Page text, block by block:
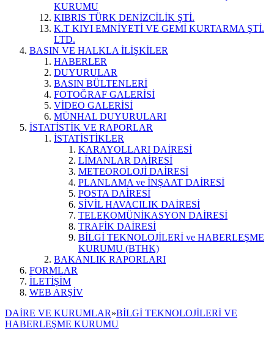
KURUMU
KIBRIS TÜRK DENİZCİLİK ŞTİ.
K.T KIYI EMNİYETİ VE GEMİ KURTARMA ŞTİ.
LTD.
BASIN VE HALKLA İLİŞKİLER
HABERLER
DUYURULAR
BASIN BÜLTENLERİ
FOTOĞRAF GALERİSİ
VİDEO GALERİSİ
MÜNHAL DUYURULARI
İSTATİSTİK VE RAPORLAR
İSTATİSTİKLER
KARAYOLLARI DAİRESİ
LİMANLAR DAİRESİ
METEOROLOJİ DAİRESİ
PLANLAMA ve İNŞAAT DAİRESİ
POSTA DAİRESİ
SİVİL HAVACILIK DAİRESİ
TELEKOMÜNİKASYON DAİRESİ
TRAFİK DAİRESİ
BİLGİ TEKNOLOJİLERİ ve HABERLEŞME
KURUMU (BTHK)
BAKANLIK RAPORLARI
FORMLAR
İLETİŞİM
WEB ARŞİV
DAİRE VE KURUMLAR»BİLGİ TEKNOLOJİLERİ VE
HABERLEŞME KURUMU